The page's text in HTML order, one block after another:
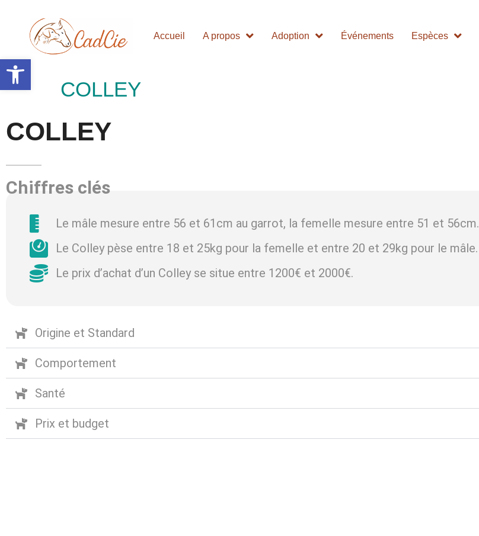
Ouvrir la barre d’outils
Accueil A propos Adoption Événements Espèces
COLLEY
COLLEY
Chiffres clés
Le mâle mesure entre 56 et 61cm au garrot, la femelle mesure entre 51 et 56cm.
Le Colley pèse entre 18 et 25kg pour la femelle et entre 20 et 29kg pour le mâle.
Le prix d’achat d’un Colley se situe entre 1200€ et 2000€.
Origine et Standard
Comportement
Santé
Prix et budget